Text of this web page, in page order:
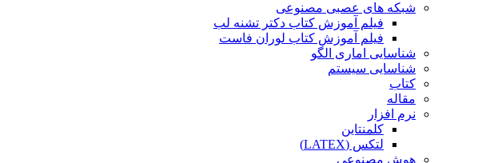
شبکه های عصبی مصنوعی
فیلم آموزش کتاب دکتر تشنه لب
فیلم آموزش کتاب لوران فاست
شناسایی اماری الگو
شناسایی سیستم
کتاب
مقاله
نرم افزار
کلمنتاین
لتکس (LATEX)
هوش مصنوعی